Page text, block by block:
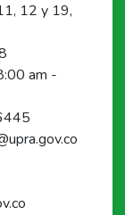
12 y 19,
am -